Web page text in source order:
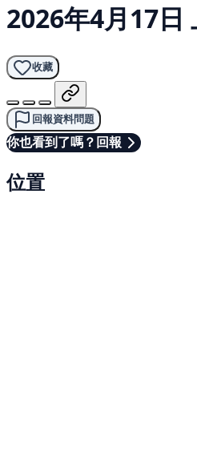
2026年4月17日
收藏
回報資料問題
你也看到了嗎？回報
位置